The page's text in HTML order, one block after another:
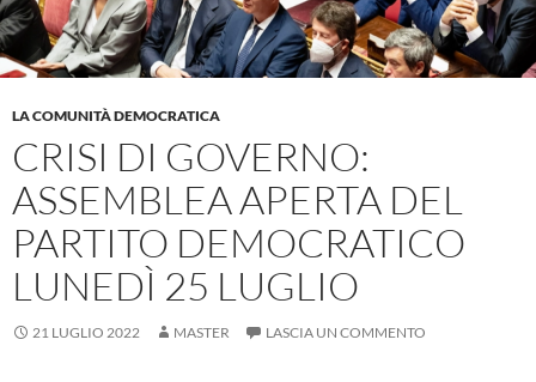
LA COMUNITÀ DEMOCRATICA
CRISI DI GOVERNO:
ASSEMBLEA APERTA DEL
PARTITO DEMOCRATICO
LUNEDÌ 25 LUGLIO
21 LUGLIO 2022 MASTER LASCIA UN COMMENTO